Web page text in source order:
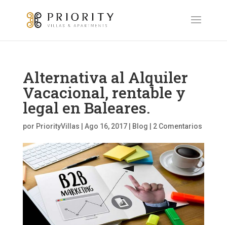
Alternativa al Alquiler
Vacacional, rentable y
legal en Baleares.
por PriorityVillas Ago 16, 2017| Blog 2 Comentarios